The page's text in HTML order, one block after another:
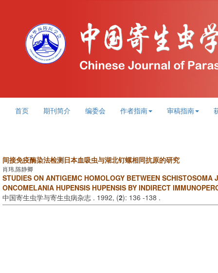
首页 期刊简介 编委会 作者指南 审稿指南
间接免疫酶染法检测日本血吸虫与湖北钉螺相同抗原的研究
肖玮,陈静卿
STUDIES ON ANTIGEMC HOMOLOGY BETWEEN SCHISTOSOMA
ONCOMELANIA HUPENSIS HUPENSIS BY INDIRECT
中国寄生虫学与寄生虫病杂志 . 1992, (2): 136 -138 .